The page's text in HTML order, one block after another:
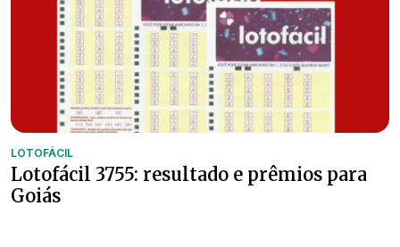
LOTOFÁCIL
Lotofácil 3755: resultado e prêmios para
Goiás